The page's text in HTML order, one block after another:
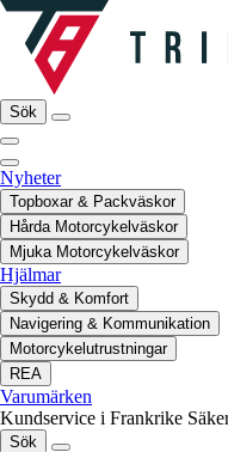
Sök
Nyheter
Topboxar & Packväskor
Hårda Motorcykelväskor
Mjuka Motorcykelväskor
Hjälmar
Skydd & Komfort
Navigering & Kommunikation
Motorcykelutrustningar
REA
Varumärken
Kundservice i Frankrike
Sök